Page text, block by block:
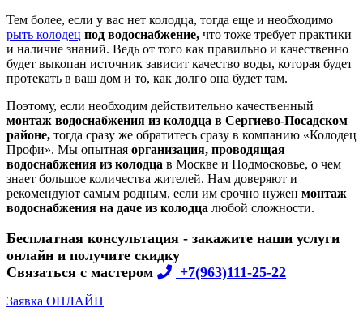
Тем более, если у вас нет колодца, тогда еще и необходимо
рыть колодец под водоснабжение, что тоже требует практики
и наличие знаний. Ведь от того как правильно и качественно
будет выкопан источник зависит качество воды, которая будет
протекать в ваш дом и то, как долго она будет там.
Поэтому, если необходим действительно качественный
монтаж водоснабжения из колодца в Сергиево-Посадском
районе, тогда сразу же обратитесь сразу в компанию «Колодец
Профи». Мы опытная организация, проводящая
водоснабжения из колодца в Москве и Подмосковье, о чем
знает большое количества жителей. Нам доверяют и
рекомендуют самым родным, если им срочно нужен монтаж
водоснабжения на даче из колодца любой сложности.
Бесплатная консультация - закажите наши услуги
онлайн и получите скидку
Связаться с мастером
+7(963)111-25-22
Заявка ОНЛАЙН